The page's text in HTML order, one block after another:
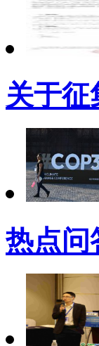
关于征
热点问